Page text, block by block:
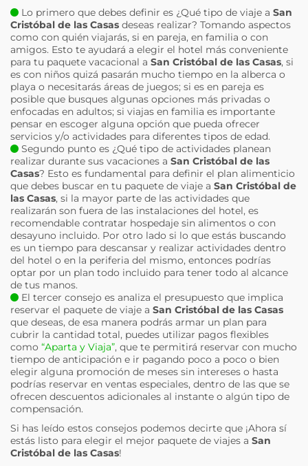
Lo primero que debes definir es ¿Qué tipo de viaje a San
Cristóbal de las Casas deseas realizar? Tomando aspectos
como con quién viajarás, si en pareja, en familia o con
amigos. Esto te ayudará a elegir el hotel más conveniente
para tu paquete vacacional a San Cristóbal de las Casas, si
es con niños quizá pasarán mucho tiempo en la alberca o
playa o necesitarás áreas de juegos; si es en pareja es
posible que busques algunas opciones más privadas o
enfocadas en adultos; si viajas en familia es importante
pensar en escoger alguna opción que pueda ofrecer
servicios y/o actividades para diferentes tipos de edad.
Segundo punto es ¿Qué tipo de actividades planean
realizar durante sus vacaciones a San Cristóbal de las
Casas? Esto es fundamental para definir el plan alimenticio
que debes buscar en tu paquete de viaje a San Cristóbal de
las Casas, si la mayor parte de las actividades que
realizarán son fuera de las instalaciones del hotel, es
recomendable contratar hospedaje sin alimentos o con
desayuno incluido. Por otro lado si lo que estás buscando
es un tiempo para descansar y realizar actividades dentro
del hotel o en la periferia del mismo, entonces podrías
optar por un plan todo incluido para tener todo al alcance
de tus manos.
El tercer consejo es analiza el presupuesto que implica
reservar el paquete de viaje a San Cristóbal de las Casas
que deseas, de esa manera podrás armar un plan para
cubrir la cantidad total, puedes utilizar pagos flexibles
como “Aparta y Viaja”, que te permitirá reservar con mucho
tiempo de anticipación e ir pagando poco a poco o bien
elegir alguna promoción de meses sin intereses o hasta
podrías reservar en ventas especiales, dentro de las que se
ofrecen descuentos adicionales al instante o algún tipo de
compensación.
Si has leído estos consejos podemos decirte que ¡Ahora sí
estás listo para elegir el mejor paquete de viajes a San
Cristóbal de las Casas!